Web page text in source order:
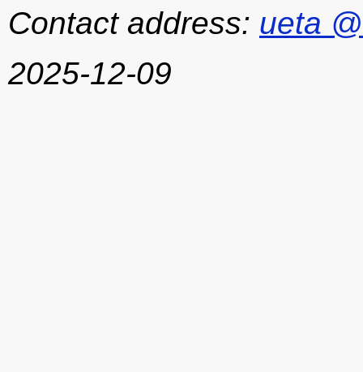
Contact address: ueta
2025-12-09